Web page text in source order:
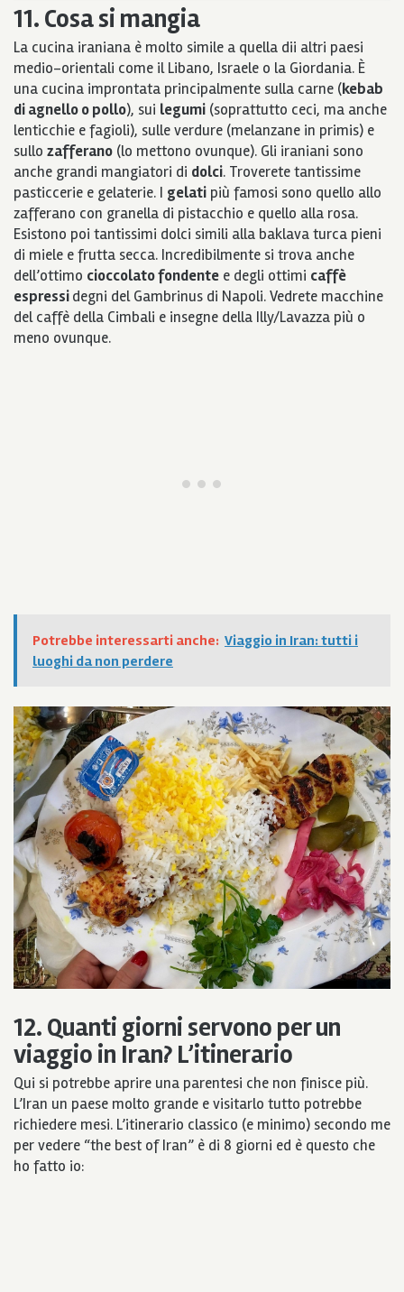
11. Cosa si mangia
La cucina iraniana è molto simile a quella dii altri paesi
medio-orientali come il Libano, Israele o la Giordania. È
una cucina improntata principalmente sulla carne (kebab
di agnello o pollo), sui legumi (soprattutto ceci, ma anche
lenticchie e fagioli), sulle verdure (melanzane in primis) e
sullo zafferano (lo mettono ovunque). Gli iraniani sono
anche grandi mangiatori di dolci. Troverete tantissime
pasticcerie e gelaterie. I gelati più famosi sono quello allo
zafferano con granella di pistacchio e quello alla rosa.
Esistono poi tantissimi dolci simili alla baklava turca pieni
di miele e frutta secca. Incredibilmente si trova anche
dell’ottimo cioccolato fondente e degli ottimi caffè
espressidegni del Gambrinus di Napoli. Vedrete macchine
del caffè della Cimbali e insegne della Illy/Lavazza più o
meno ovunque.
Potrebbe interessarti anche: Viaggio in Iran: tutti i
luoghi da non perdere
12. Quanti giorni servono per un
viaggio in Iran? L’itinerario
Qui si potrebbe aprire una parentesi che non finisce più.
L’Iran un paese molto grande e visitarlo tutto potrebbe
richiedere mesi. L’itinerario classico (e minimo) secondo me
per vedere “the best of Iran” è di 8 giorni ed è questo che
ho fatto io: